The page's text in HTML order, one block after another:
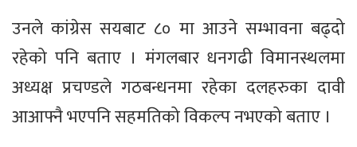
उनले कांग्रेस सयबाट ८० मा आउने सम्भावना बढ्दो
रहेको पनि बताए । मंगलबार धनगढी विमानस्थलमा
अध्यक्ष प्रचण्डले गठबन्धनमा रहेका दलहरुका दावी
आआफ्नै भएपनि सहमतिको विकल्प नभएको बताए ।